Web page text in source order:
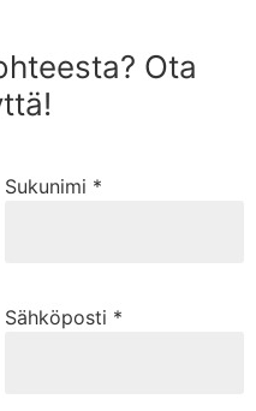
Ota
Sukunimi *
Sähköposti *